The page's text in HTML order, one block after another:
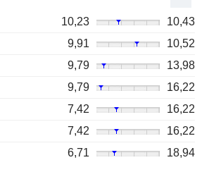
10,23
10,43
9,91
10,52
9,79
13,98
9,79
16,22
7,42
16,22
7,42
16,22
6,71 18,94